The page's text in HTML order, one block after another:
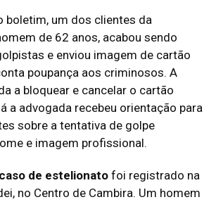
boletim, um dos clientes da
de 62 anos, acabou sendo
e enviou imagem de cartão
poupança aos criminosos. A
a bloquear e cancelar o cartão
a advogada recebeu orientação para
sobre a tentativa de golpe
e imagem profissional.
de estelionatofoi registrado na
no Centro de Cambira. Um homem